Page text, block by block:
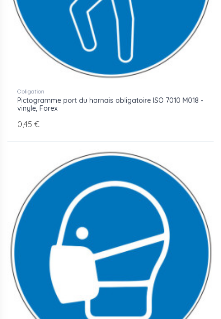
Obligation
Pictogramme port du harnais obligatoire ISO 7010 M018 -
vinyle, Forex
0,45 €